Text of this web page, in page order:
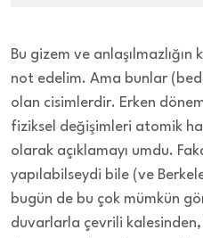
Bu gizem ve
not edelim. Ama bunlar
olan cisimlerdir. Erken
fiziksel değişimleri atomik
olarak açıklamayı umdu.
yapılabilseydi bile (ve
bugün de bu çok mümkün
duvarlarla çevrili kalesinden,